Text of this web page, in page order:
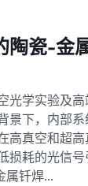
陶瓷-金
光学实验及
景下，内部
高真空和超
损耗的光信
属钎焊…